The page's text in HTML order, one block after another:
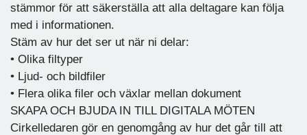
stämmor för att säkerställa att alla deltagare kan följa
med i informationen.
Stäm av hur det ser ut när ni delar:
• Olika filtyper
• Ljud- och bildfiler
• Flera olika filer och växlar mellan dokument
SKAPA OCH BJUDA IN TILL DIGITALA MÖTEN
Cirkelledaren gör en genomgång av hur det går till att